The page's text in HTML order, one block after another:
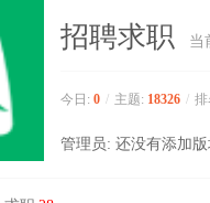
招聘求职 当
今日: 0 / 主题: 18326 / 排
管理员: 还没有添加